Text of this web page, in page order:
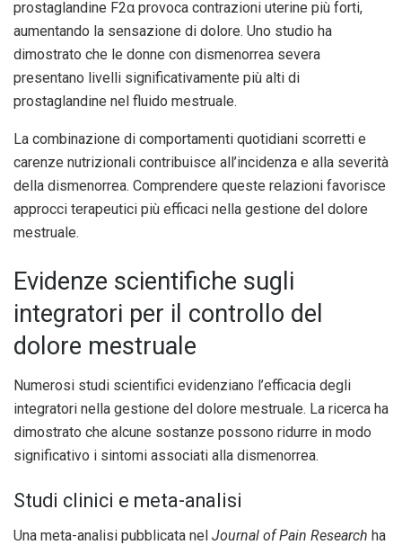
prostaglandine F2α provoca contrazioni uterine più forti,
aumentando la sensazione di dolore. Uno studio ha
dimostrato che le donne con dismenorrea severa
presentano livelli significativamente più alti di
prostaglandine nel fluido mestruale.
La combinazione di comportamenti quotidiani scorretti e
carenze nutrizionali contribuisce all’incidenza e alla severità
della dismenorrea. Comprendere queste relazioni favorisce
approcci terapeutici più efficaci nella gestione del dolore
mestruale.
Evidenze scientifiche sugli
integratori per il controllo del
dolore mestruale
Numerosi studi scientifici evidenziano l’efficacia degli
integratori nella gestione del dolore mestruale. La ricerca ha
dimostrato che alcune sostanze possono ridurre in modo
significativo i sintomi associati alla dismenorrea.
Studi clinici e meta-analisi
Una meta-analisi pubblicata nel Journal of Pain Research ha